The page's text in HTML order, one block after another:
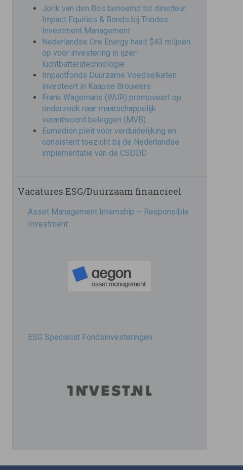
Jorik van den Bos benoemd tot directeur
Impact Equities & Bonds bij Triodos
Investment Management
Nederlandse Ore Energy haalt $43 miljoen
op voor investering in ijzer-
luchtbatterijtechnologie
Impactfonds Duurzame Voedselketen
investeert in Kaapse Brouwers
Frank Wagemans (WUR) promoveert op
onderzoek naar maatschappelijk
verantwoord beleggen (MVB)
Eumedion pleit voor verduidelijking en
consistent toezicht bij de Nederlandse
implementatie van de CSDDD
Vacatures ESG/Duurzaam financieel
Asset Management Internship – Responsible
Investment
ESG Specialist Fondsinvesteringen
ESG Transitieplan en ESG Risk specialist